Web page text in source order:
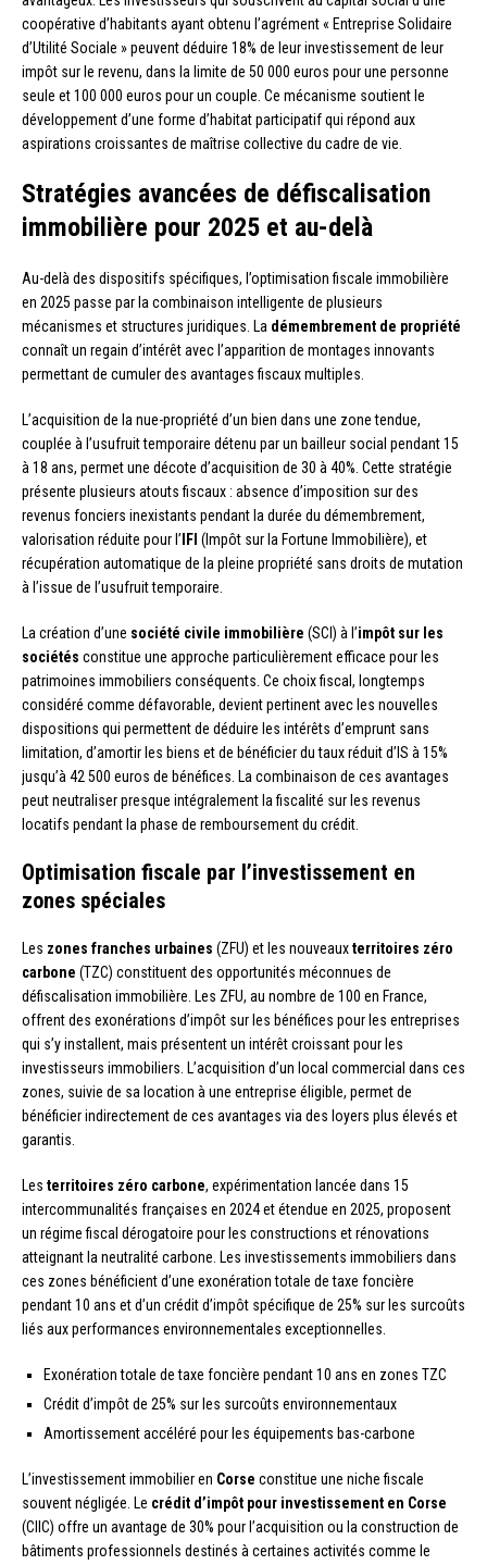
coopérative d’habitants ayant obtenu l’agrément « Entreprise Solidaire
d’Utilité Sociale » peuvent déduire 18% de leur investissement de leur
impôt sur le revenu, dans la limite de 50 000 euros pour une personne
seule et 100 000 euros pour un couple. Ce mécanisme soutient le
développement d’une forme d’habitat participatif qui répond aux
aspirations croissantes de maîtrise collective du cadre de vie.
Stratégies avancées de défiscalisation
immobilière pour 2025 et au-delà
Au-delà des dispositifs spécifiques, l’optimisation fiscale immobilière
en 2025 passe par la combinaison intelligente de plusieurs
mécanismes et structures juridiques. La démembrement de propriété
connaît un regain d’intérêt avec l’apparition de montages innovants
permettant de cumuler des avantages fiscaux multiples.
L’acquisition de la nue-propriété d’un bien dans une zone tendue,
couplée à l’usufruit temporaire détenu par un bailleur social pendant 15
à 18 ans, permet une décote d’acquisition de 30 à 40%. Cette stratégie
présente plusieurs atouts fiscaux : absence d’imposition sur des
revenus fonciers inexistants pendant la durée du démembrement,
valorisation réduite pour l’ IFI (Impôt sur la Fortune Immobilière), et
récupération automatique de la pleine propriété sans droits de mutation
à l’issue de l’usufruit temporaire.
La création d’une société civile immobilière (SCI) à l’impôt sur les
sociétés constitue une approche particulièrement efficace pour les
patrimoines immobiliers conséquents. Ce choix fiscal, longtemps
considéré comme défavorable, devient pertinent avec les nouvelles
dispositions qui permettent de déduire les intérêts d’emprunt sans
limitation, d’amortir les biens et de bénéficier du taux réduit d’IS à 15%
jusqu’à 42 500 euros de bénéfices. La combinaison de ces avantages
peut neutraliser presque intégralement la fiscalité sur les revenus
locatifs pendant la phase de remboursement du crédit.
Optimisation fiscale par l’investissement en
zones spéciales
Les zones franches urbaines (ZFU) et les nouveauxterritoires zéro
carbone (TZC) constituent des opportunités méconnues de
défiscalisation immobilière. Les ZFU, au nombre de 100 en France,
offrent des exonérations d’impôt sur les bénéfices pour les entreprises
qui s’y installent, mais présentent un intérêt croissant pour les
investisseurs immobiliers. L’acquisition d’un local commercial dans ces
zones, suivie de sa location à une entreprise éligible, permet de
bénéficier indirectement de ces avantages via des loyers plus élevés et
garantis.
Les territoires zéro carbone, expérimentation lancée dans 15
intercommunalités françaises en 2024 et étendue en 2025, proposent
un régime fiscal dérogatoire pour les constructions et rénovations
atteignant la neutralité carbone. Les investissements immobiliers dans
ces zones bénéficient d’une exonération totale de taxe foncière
pendant 10 ans et d’un crédit d’impôt spécifique de 25% sur les surcoûts
liés aux performances environnementales exceptionnelles.
Exonération totale de taxe foncière pendant 10 ans en zones TZC
Crédit d’impôt de 25% sur les surcoûts environnementaux
Amortissement accéléré pour les équipements bas-carbone
L’investissement immobilier en Corse constitue une niche fiscale
souvent négligée. Le crédit d’impôt pour investissement en Corse
(CIIC) offre un avantage de 30% pour l’acquisition ou la construction de
bâtiments professionnels destinés à certaines activités comme le